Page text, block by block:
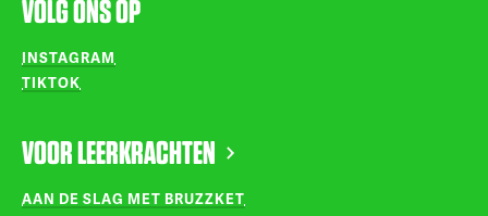
VOLG ONS OP
INSTAGRAM
TIKTOK
VOOR LEERKRACHTEN
AAN DE SLAG MET BRUZZKET